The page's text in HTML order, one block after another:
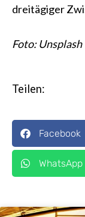
dreitägiger
Foto: Unsplash
Teilen:
Facebook
WhatsApp